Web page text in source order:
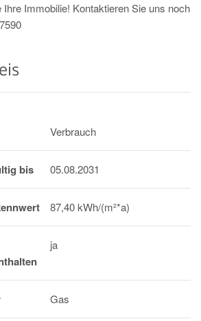
Immobilie! Kontaktieren Sie uns noch
Verbrauch
bis 05.08.2031
87,40 kWh/(m²*a)
ja
Gas